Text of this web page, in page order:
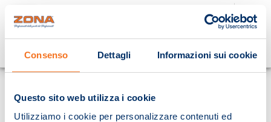
Consenso Dettagli Informazioni sui cookie
Questo sito web utilizza i cookie
Utilizziamo i cookie per personalizzare contenuti ed
Cosa stai cercando?